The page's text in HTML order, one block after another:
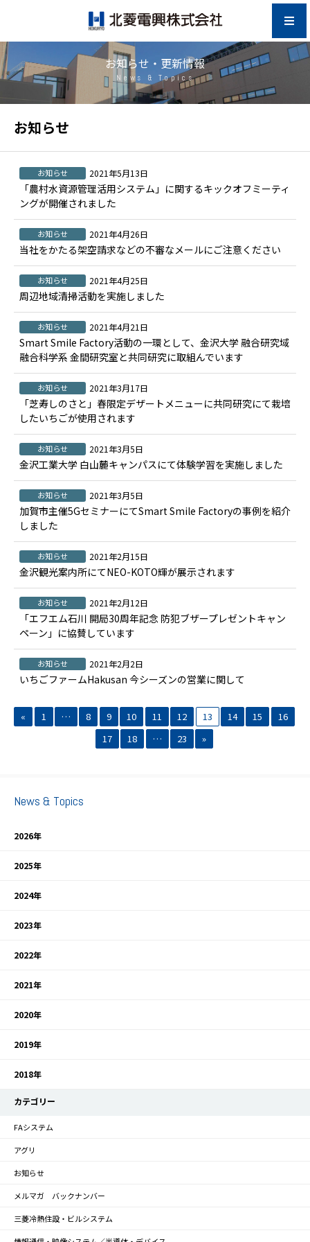
お知らせ・更新情報
News & Topics
お知らせ
2021年5月13日
お知らせ
「農村水資源管理活用システム」に関するキックオフミーティ
ングが開催されました
2021年4月26日
お知らせ
当社をかたる架空請求などの不審なメールにご注意ください
2021年4月25日
お知らせ
周辺地域清掃活動を実施しました
2021年4月21日
お知らせ
Smart Smile Factory活動の一環として、金沢大学 融合研究域
融合科学系 金間研究室と共同研究に取組んでいます
2021年3月17日
お知らせ
「芝寿しのさと」春限定デザートメニューに共同研究にて栽培
したいちごが使用されます
2021年3月5日
お知らせ
金沢工業大学 白山麓キャンパスにて体験学習を実施しました
2021年3月5日
お知らせ
加賀市主催5GセミナーにてSmart Smile Factoryの事例を紹介
しました
2021年2月15日
お知らせ
金沢観光案内所にてNEO-KOTO輝が展示されます
2021年2月12日
お知らせ
「エフエム石川 開局30周年記念 防犯ブザープレゼントキャン
ペーン」に協賛しています
2021年2月2日
お知らせ
いちごファームHakusan 今シーズンの営業に関して
« 1 … 8 9 10 11 12 13 14 15
16
17
18 … 23 »
News & Topics
2026年
2025年
2024年
2023年
2022年
2021年
2020年
2019年
2018年
カテゴリー
FAシステム
アグリ
お知らせ
メルマガ バックナンバー
三菱冷熱住設・ビルシステム